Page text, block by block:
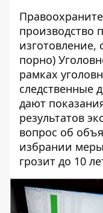
производство
изготовление,
порно)
рамках
следственные
дают
результатов
вопрос об
избрании
грозит до 10